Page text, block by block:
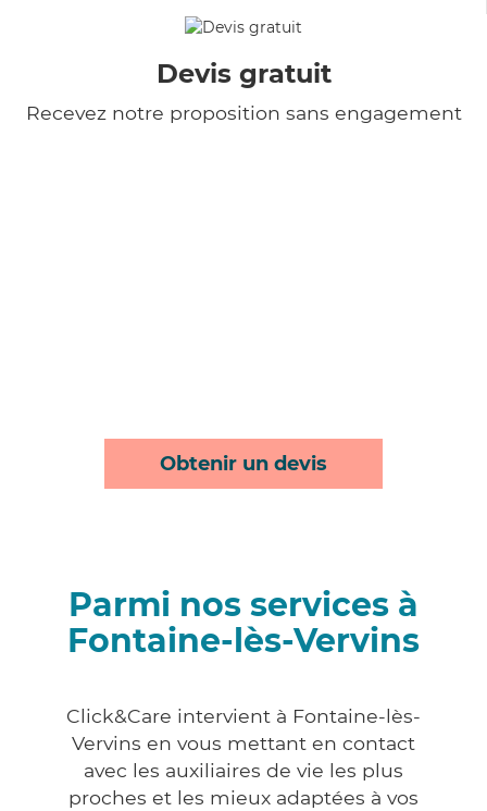
Devis gratuit
Recevez notre proposition sans engagement
Obtenir un devis
Parmi nos services à
Fontaine-lès-Vervins
Click&Care intervient à Fontaine-lès-
Vervins en vous mettant en contact
avec les auxiliaires de vie les plus
proches et les mieux adaptées à vos